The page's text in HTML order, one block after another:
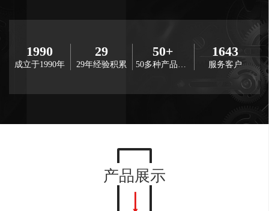
品牌。以“高起点、高要求、高品位”的标准走自己的品牌之路，同
时坚持“向质量要市场，以服务求生存”发展战略，已逐渐成长为中
国校园地面饰材全案系统解决服务商行业中的标杆型企业。星空体
求竟技赛场、田...
1990
成立于1990年
29
29年经验积累
50+
50多种产品类型
1643
服务客户
产品展示